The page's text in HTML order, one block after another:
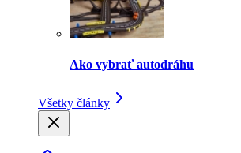
Ako vybrať autodráhu
Všetky články